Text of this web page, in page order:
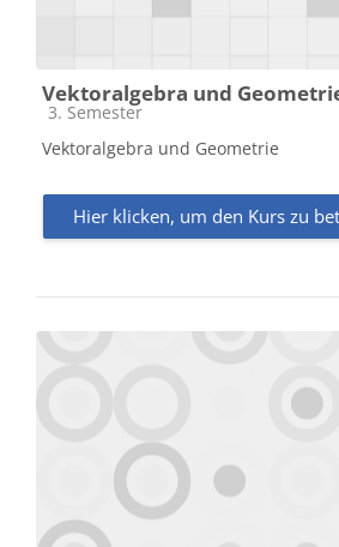
Vektoralgebra und
Kursbereich
3. Semester
Vektoralgebra und Geometrie
Hier klicken, um den Kurs zu